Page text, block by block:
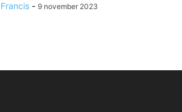
Francis - 9 november 2023